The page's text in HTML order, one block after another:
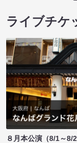
ライブチケ
８月本公演（8/1～8/